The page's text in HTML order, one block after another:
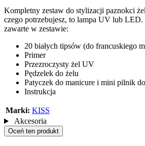
Kompletny zestaw do stylizacji paznokci
czego potrzebujesz, to lampa UV lub LED.
zawarte w zestawie:
20 białych tipsów (do francuskiego
Primer
Przezroczysty żel UV
Pędzelek do żelu
Patyczek do manicure i mini pilnik
Instrukcja
Marki: KISS
Akcesoria
Oceń ten produkt